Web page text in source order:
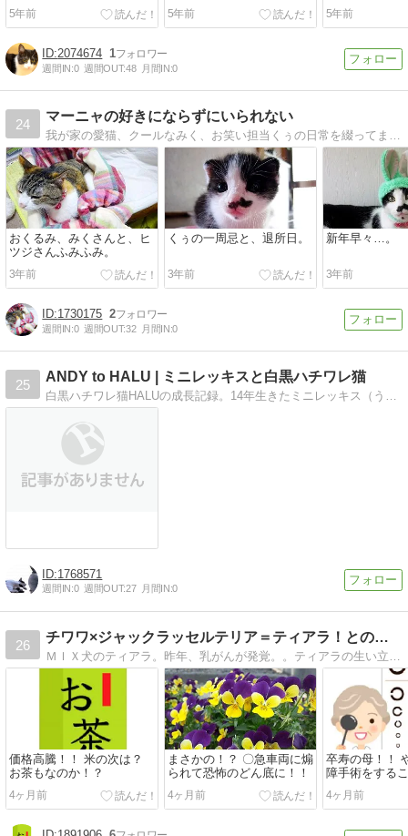
5年前
5年前
5年前
2074674 1
週間IN:0 週間OUT:48 月間IN:0
24
マーニャの好きにならずにいられない
おくるみ、みくさんと、ヒ
ツジさんふみふみ。
3年前
くぅの一周忌と、退所日。
3年前
新年早々…。
3年前
1730175 2
週間IN:0 週間OUT:32 月間IN:0
25
ANDY to HALU | ミニレッキスと白黒ハチワレ猫
1768571
週間IN:0 週間OUT:27 月間IN:0
26
チワワ×ジャックラッセルテリア＝ティアラ！との日々
価格高騰！！ 米の次は？
お茶もなのか！？
4ヶ月前
まさかの！？ 〇急車両に煽
られて恐怖のどん底に！！
4ヶ月前
卒寿の母！！
障手術をする
4ヶ月前